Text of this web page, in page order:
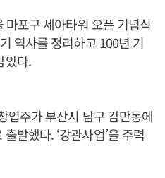
포구 세아타워 오픈 기념식
역사를 정리하고 100년 기
았다.
업주가 부산시 남구 감만동에
발했다. ‘강관사업’을 주력